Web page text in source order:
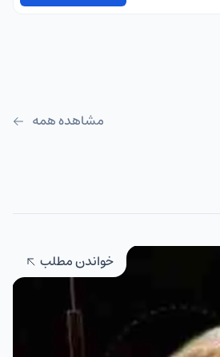
مشاهده همه
خواندن مطلب